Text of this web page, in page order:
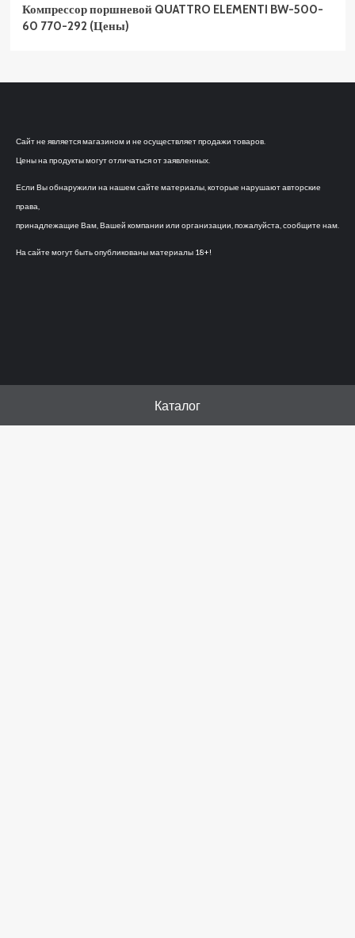
Компрессор поршневой QUATTRO ELEMENTI BW-500-
60 770-292 (Цены)
Сайт не является магазином и не осуществляет продажи товаров.
Цены на продукты могут отличаться от заявленных.
Если Вы обнаружили на нашем сайте материалы, которые нарушают авторские
права,
принадлежащие Вам, Вашей компании или организации, пожалуйста, сообщите нам.
На сайте могут быть опубликованы материалы 18+!
Каталог